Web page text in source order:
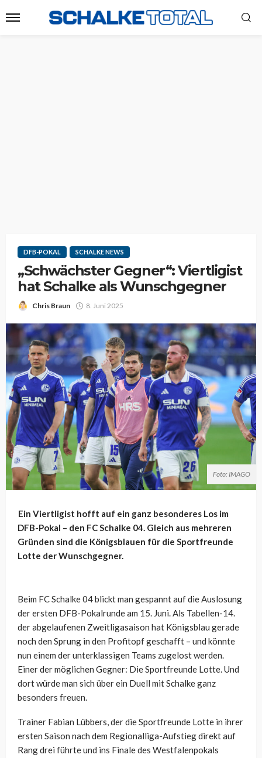
DFB-POKAL SCHALKE NEWS
„Schwächster Gegner“: Viertligist
hat Schalke als Wunschgegner
Chris Braun 8. Juni 2025
Foto: IMAGO
Ein Viertligist hofft auf ein ganz besonderes Los im
DFB-Pokal – den FC Schalke 04. Gleich aus mehreren
Gründen sind die Königsblauen für die Sportfreunde
Lotte der Wunschgegner.
Beim FC Schalke 04 blickt man gespannt auf die Auslosung
der ersten DFB-Pokalrunde am 15. Juni. Als Tabellen-14.
der abgelaufenen Zweitligasaison hat Königsblau gerade
noch den Sprung in den Profitopf geschafft – und könnte
nun einem der unterklassigen Teams zugelost werden.
Einer der möglichen Gegner: Die Sportfreunde Lotte. Und
dort würde man sich über ein Duell mit Schalke ganz
besonders freuen.
Trainer Fabian Lübbers, der die Sportfreunde Lotte in ihrer
ersten Saison nach dem Regionalliga-Aufstieg direkt auf
Rang drei führte und ins Finale des Westfalenpokals